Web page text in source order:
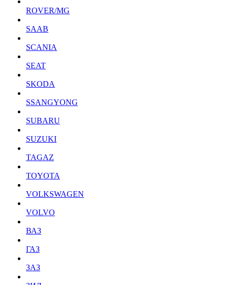
ROVER/MG
SAAB
SCANIA
SEAT
SKODA
SSANGYONG
SUBARU
SUZUKI
TAGAZ
TOYOTA
VOLKSWAGEN
VOLVO
ВАЗ
ГАЗ
ЗАЗ